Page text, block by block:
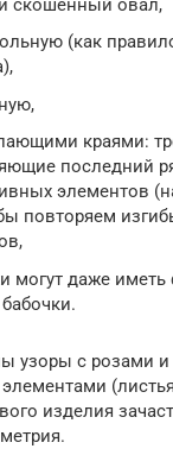
скошенный овал,
(как
краями:
последний
элементов
повторяем
могут даже иметь
узоры с розами и
изделия